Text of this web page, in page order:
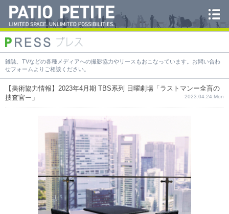
雑誌、TVなどの各種メディアへの撮影協力やリースもおこなっています。お問い合わ
せフォームよりご相談ください。
【美術協力情報】2023年4月期 TBS系列 日曜劇場「ラストマンー全盲の
捜査官ー」
2023.04.24.Mon